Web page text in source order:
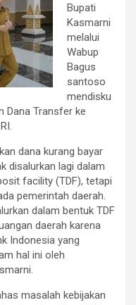
Bupati
Kasmarni
melalui
Wabup
Bagus
santoso
mendisku
Dana Transfer ke
dana kurang bayar
disalurkan lagi dalam
facility (TDF), tetapi
pemerintah daerah.
dalam bentuk TDF
daerah karena
Indonesia yang
hal ini oleh
masalah kebijakan